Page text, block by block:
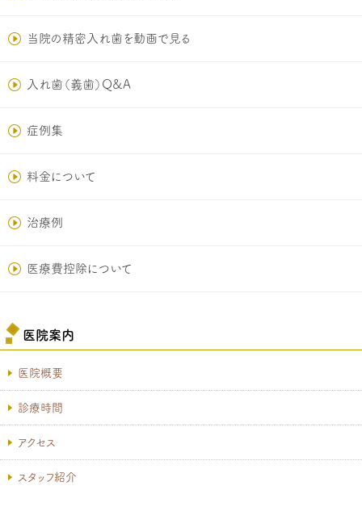
当院の精密入れ歯を動画で見る
入れ歯（義歯）Q&A
症例集
料金について
治療例
医療費控除について
医院案内
医院概要
診療時間
アクセス
スタッフ紹介